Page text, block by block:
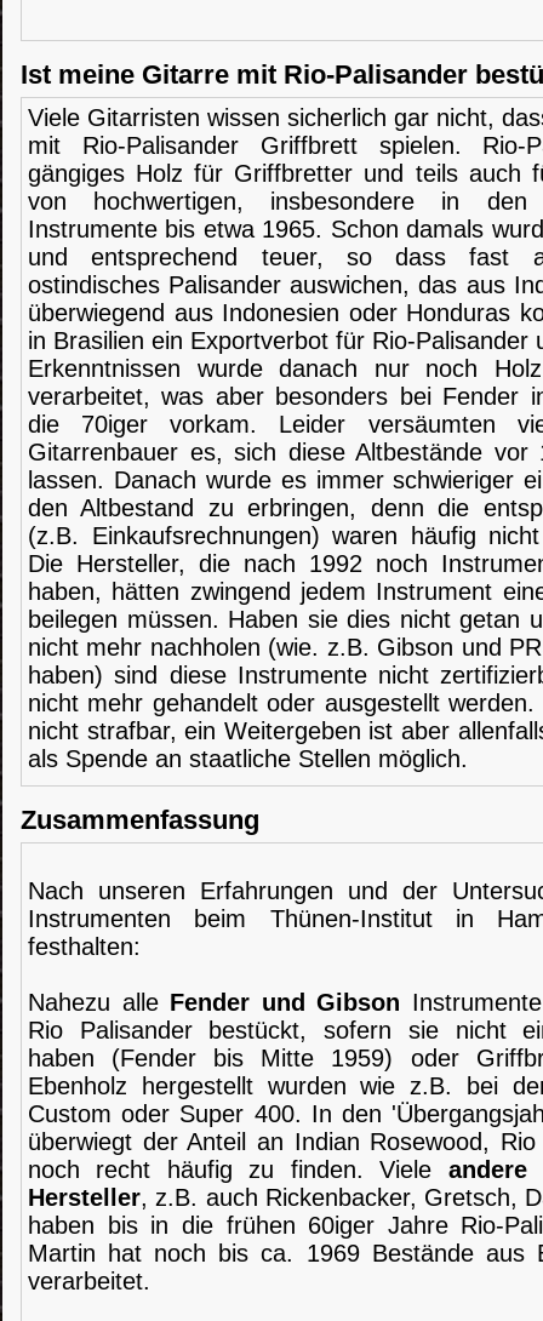
Ist meine Gitarre mit Rio-Palisander
Viele Gitarristen wissen sicherlich gar nicht,
mit Rio-Palisander Griffbrett spielen. Rio-
gängiges Holz für Griffbretter und teils auch
von hochwertigen, insbesondere in den
Instrumente bis etwa 1965. Schon damals
und entsprechend teuer, so dass fast
ostindisches Palisander auswichen, das aus
überwiegend aus Indonesien oder Honduras
in Brasilien ein Exportverbot für Rio-Palisander
Erkenntnissen wurde danach nur noch
verarbeitet, was aber besonders bei Fender
die 70iger vorkam. Leider versäumten
Gitarrenbauer es, sich diese Altbestände vor
lassen. Danach wurde es immer schwieriger
den Altbestand zu erbringen, denn die
(z.B. Einkaufsrechnungen) waren häufig
Die Hersteller, die nach 1992 noch
haben, hätten zwingend jedem Instrument
beilegen müssen. Haben sie dies nicht getan
nicht mehr nachholen (wie. z.B. Gibson und
haben) sind diese Instrumente nicht
nicht mehr gehandelt oder ausgestellt
nicht strafbar, ein Weitergeben ist aber
als Spende an staatliche Stellen möglich.
Zusammenfassung
Nach unseren Erfahrungen und der
Instrumenten beim Thünen-Institut in
festhalten:
Nahezu alle Fender und Gibson
Rio Palisander bestückt, sofern sie nicht
haben (Fender bis Mitte 1959) oder
Ebenholz hergestellt wurden wie z.B. bei
Custom oder Super 400. In den
überwiegt der Anteil an Indian Rosewood,
noch recht häufig zu finden. Viele andere
Hersteller, z.B. auch Rickenbacker, Gretsch,
haben bis in die frühen 60iger Jahre Rio-
Martin hat noch bis ca. 1969 Bestände aus
verarbeitet.